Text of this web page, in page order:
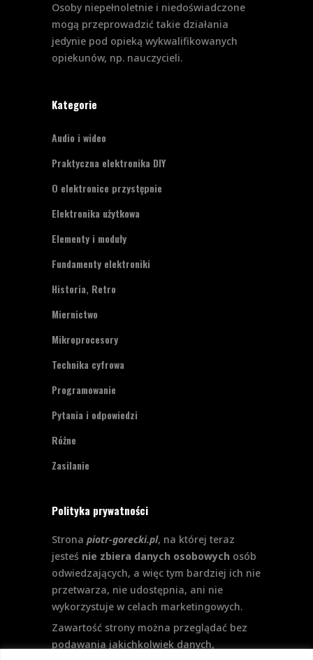
Osoby niepełnoletnie i niedoświadczone
mogą przeprowadzić takie działania
jedynie pod opieką wykwalifikowanych
opiekunów, np. nauczycieli.
Kategorie
Audio i wideo
Praktyczna elektronika DIY
O elektronice przystępnie
Elektronika użytkowa
Elementy i moduły
Fundamenty elektroniki
Historia, Retro
Miernictwo
Mikroprocesory
Technika cyfrowa
Programowanie
Pytania i odpowiedzi
Różne
Zasilanie
Polityka prywatności
Strona piotr-gorecki.pl, na której teraz
jesteś nie zbiera danych osobowych osób
odwiedzających, a więc tym bardziej ich nie
przetwarza, nie udostępnia, ani nie
wykorzystuje w celach marketingowych.
Zawartość strony można przeglądać bez
podawania jakichkolwiek danych,